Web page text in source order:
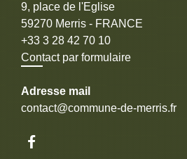
9, place de l'Eglise
59270 Merris - FRANCE
+33 3 28 42 70 10
Contact par formulaire
Adresse mail
contact@commune-de-merris.fr